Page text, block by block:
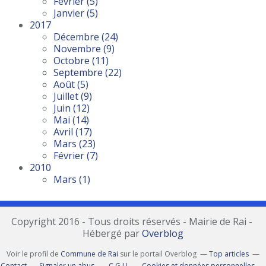
Janvier(5)
2017
Décembre (24)
Novembre (9)
Octobre (11)
Septembre (22)
Août(5)
Juillet(9)
Juin (12)
Mai (14)
Avril (17)
Mars (23)
Février(7)
2010
Mars (1)
Copyright 2016 - Tous droits réservés - Mairie de Rai -
Hébergé parOverblog
Voir le profil de Commune de Rai sur le portail Overblog
Top articles